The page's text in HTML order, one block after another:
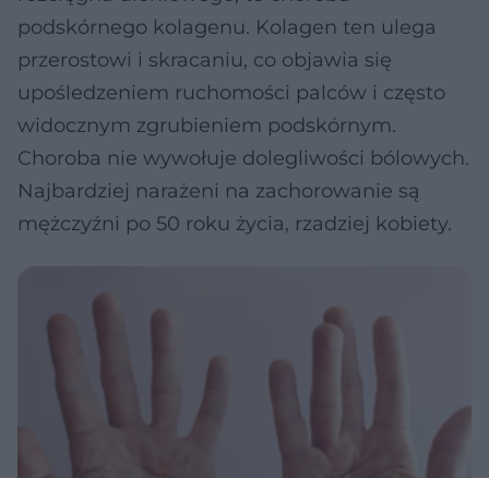
podskórnego kolagenu. Kolagen ten ulega
przerostowi i skracaniu, co objawia się
upośledzeniem ruchomości palców i często
widocznym zgrubieniem podskórnym.
Choroba nie wywołuje dolegliwości bólowych.
Najbardziej narażeni na zachorowanie są
mężczyźni po 50 roku życia, rzadziej kobiety.